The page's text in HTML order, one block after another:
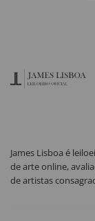
James Lisboa é
de arte online,
de artistas